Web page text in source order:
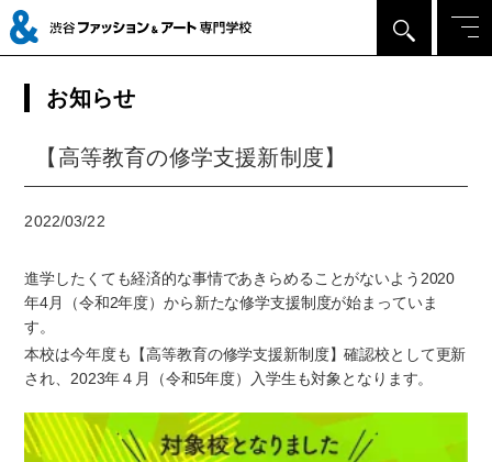
お知らせ
【高等教育の修学支援新制度】
2022/03/22
進学したくても経済的な事情であきらめることがないよう2020
年4月（令和2年度）から新たな修学支援制度が始まっていま
す。
本校は今年度も【高等教育の修学支援新制度】確認校として更新
され、2023年４月（令和5年度）入学生も対象となります。